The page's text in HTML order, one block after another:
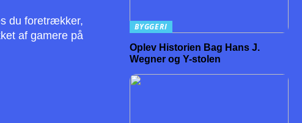
du foretrækker,
af gamere på
BYGGERI
Oplev Historien Bag Hans J.
Wegner og Y-stolen